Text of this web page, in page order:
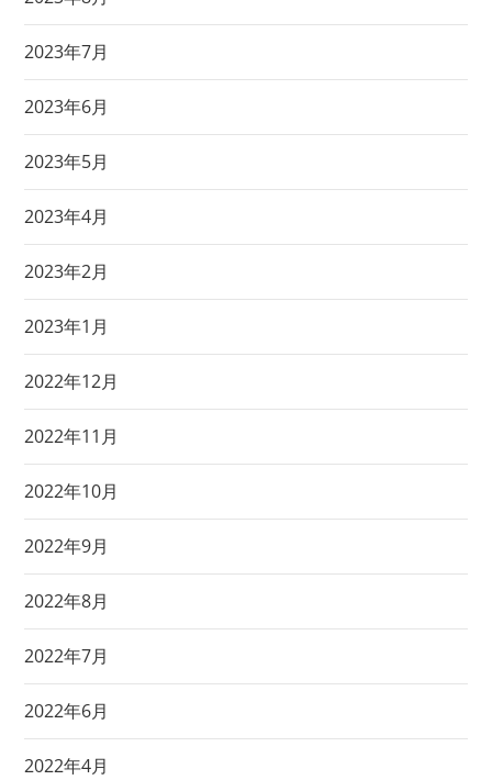
2023年7月
2023年6月
2023年5月
2023年4月
2023年2月
2023年1月
2022年12月
2022年11月
2022年10月
2022年9月
2022年8月
2022年7月
2022年6月
2022年4月